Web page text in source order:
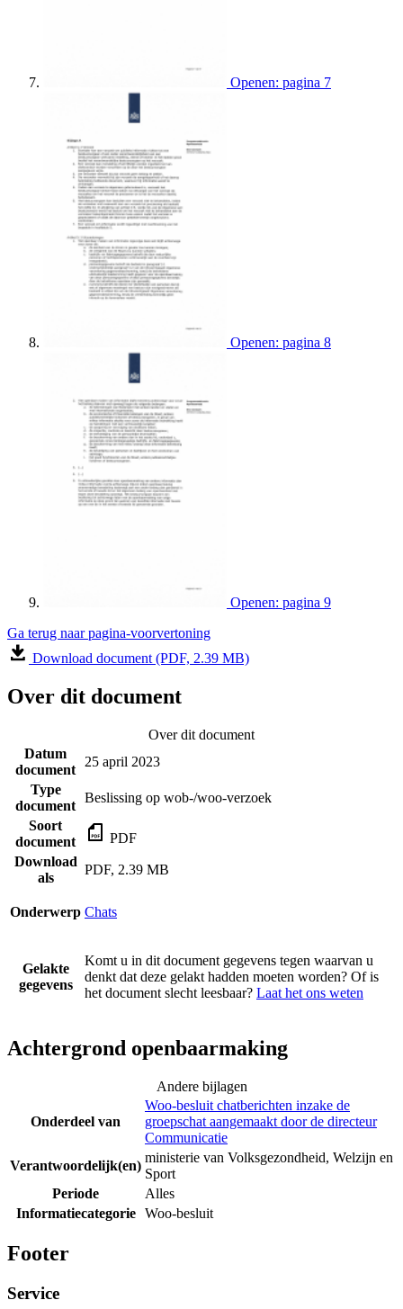
Openen: pagina 7
Openen: pagina 8
Openen: pagina 9
Ga terug naar pagina-voorvertoning
Download document (PDF, 2.39 MB)
Over dit document
Over dit document
Datum
document
25 april 2023
Type
document
Beslissing op wob-/woo-verzoek
Soort
document
PDF
Download
als
PDF, 2.39 MB
Onderwerp Chats
Gelakte
gegevens
Komt u in dit document gegevens tegen waarvan u
denkt dat deze gelakt hadden moeten worden? Of is
het document slecht leesbaar? Laat het ons weten
Achtergrond openbaarmaking
Andere bijlagen
Onderdeel van
Woo-besluit chatberichten inzake de
groepschat aangemaakt door de directeur
Communicatie
Verantwoordelijk(en)
ministerie van Volksgezondheid, Welzijn en
Sport
Periode
Alles
Informatiecategorie
Woo-besluit
Footer
Service